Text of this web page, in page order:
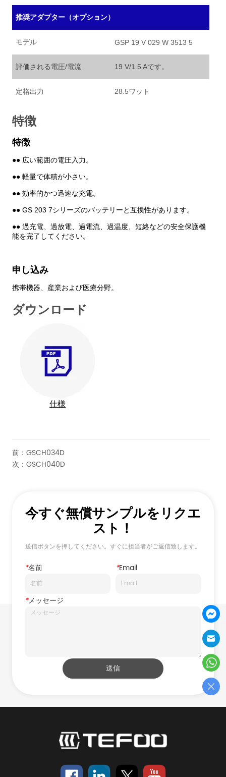
特徴
ダウンロード
前：GSCH034D
次：GSCH040D
今すぐ無償サンプルをリクエ
スト！
送信ボタンを押してください。すぐに担当者がご返信致します。
*名前 *Email
*メッセージ
送信